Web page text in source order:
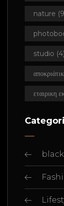
nature
studio (4)
εταιρικη